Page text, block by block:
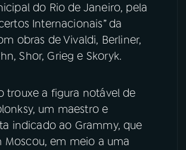
MEC
MEC
Facebook
do Rio de Janeiro, pela
Internacionais” da
obras de Vivaldi, Berliner,
Shor, Grieg e Skoryk.
trouxe a figura notável de
um maestro e
indicado ao Grammy, que
Moscou, em meio a uma